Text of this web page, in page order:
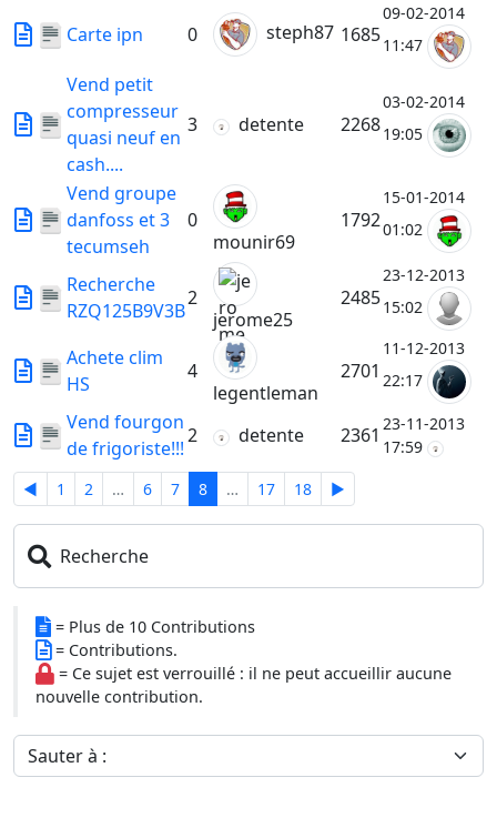
Carte ipn 0 steph87 1685
09-02-2014
11:47
Vend petit
compresseur
quasi neuf en
cash....
3 detente 2268
03-02-2014
19:05
Vend groupe
danfoss et 3
tecumseh
0
mounir69
1792
15-01-2014
01:02
Recherche
RZQ125B9V3B
2
jerome25
2485
23-12-2013
15:02
Achete clim
HS
4
legentleman
2701
11-12-2013
22:17
Vend fourgon
de frigoriste!!!
2 detente 2361 23-11-2013
17:59
◄
1 2 … 6 7 8 … 17 18 ►
Recherche
= Plus de 10 Contributions
= Contributions.
= Ce sujet est verrouillé : il ne peut accueillir aucune
nouvelle contribution.
Sauter à :